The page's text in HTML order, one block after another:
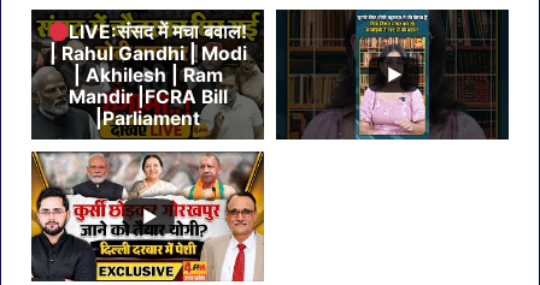
LIVE:संसद में मचा बवाल!
| Rahul Gandhi | Modi
| Akhilesh | Ram
Mandir |FCRA Bill
|Parliament